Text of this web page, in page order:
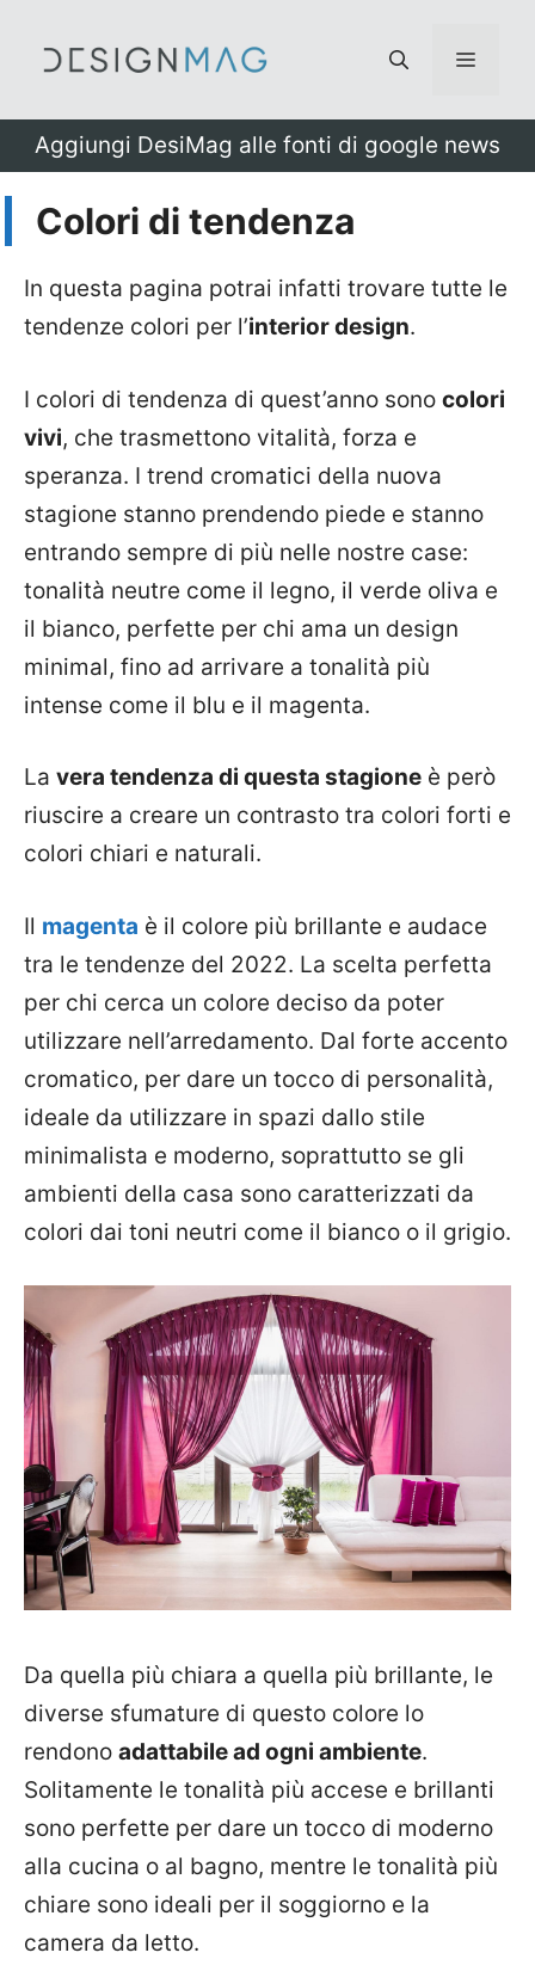
Menu
Aggiungi DesiMag alle fonti di google news
Colori di tendenza
In questa pagina potrai infatti trovare tutte le
tendenze colori per l’interior design.
I colori di tendenza di quest’anno sono colori
vivi, che trasmettono vitalità, forza e
speranza. I trend cromatici della nuova
stagione stanno prendendo piede e stanno
entrando sempre di più nelle nostre case:
tonalità neutre come il legno, il verde oliva e
il bianco, perfette per chi ama un design
minimal, fino ad arrivare a tonalità più
intense come il blu e il magenta.
La vera tendenza di questa stagione è però
riuscire a creare un contrasto tra colori forti e
colori chiari e naturali.
Il magenta è il colore più brillante e audace
tra le tendenze del 2022. La scelta perfetta
per chi cerca un colore deciso da poter
utilizzare nell’arredamento. Dal forte accento
cromatico, per dare un tocco di personalità,
ideale da utilizzare in spazi dallo stile
minimalista e moderno, soprattutto se gli
ambienti della casa sono caratterizzati da
colori dai toni neutri come il bianco o il grigio.
Da quella più chiara a quella più brillante, le
diverse sfumature di questo colore lo
rendono adattabile ad ogni ambiente.
Solitamente le tonalità più accese e brillanti
sono perfette per dare un tocco di moderno
alla cucina o al bagno, mentre le tonalità più
chiare sono ideali per il soggiorno e la
camera da letto.